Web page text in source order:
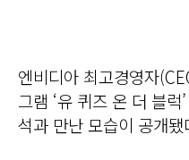
엔비디아 최고경영자
그램 ‘유 퀴즈 온 더 블
석과 만난 모습이 공개됐